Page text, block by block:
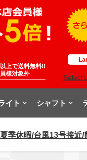
上で送料無料!!
様対象外
Select
イト シャフト
夏季休暇/台風13号接近